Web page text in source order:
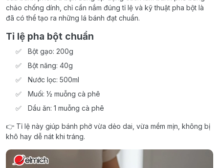
chảo chống dính, chỉ cần nắm đúng tỉ lệ và kỹ thuật pha bột là
đã có thể tạo ra những lá bánh đạt chuẩn.
Tỉ lệ pha bột chuẩn
Bột gạo: 200g
Bột năng: 40g
Nước lọc: 500ml
Muối: ½ muỗng cà phê
Dầu ăn: 1 muỗng cà phê
👉 Tỉ lệ này giúp bánh phở vừa dẻo dai, vừa mềm mịn, không bị
khô hay dễ nát khi tráng.